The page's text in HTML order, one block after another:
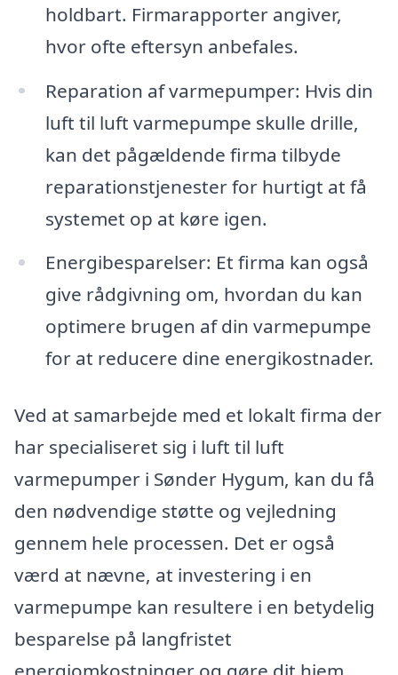
holdbart. Firmarapporter angiver,
hvor ofte eftersyn anbefales.
Reparation af varmepumper: Hvis din
luft til luft varmepumpe skulle drille,
kan det pågældende firma tilbyde
reparationstjenester for hurtigt at få
systemet op at køre igen.
Energibesparelser: Et firma kan også
give rådgivning om, hvordan du kan
optimere brugen af din varmepumpe
for at reducere dine energikostnader.
Ved at samarbejde med et lokalt firma der
har specialiseret sig i luft til luft
varmepumper i Sønder Hygum, kan du få
den nødvendige støtte og vejledning
gennem hele processen. Det er også
værd at nævne, at investering i en
varmepumpe kan resultere i en betydelig
besparelse på langfristet